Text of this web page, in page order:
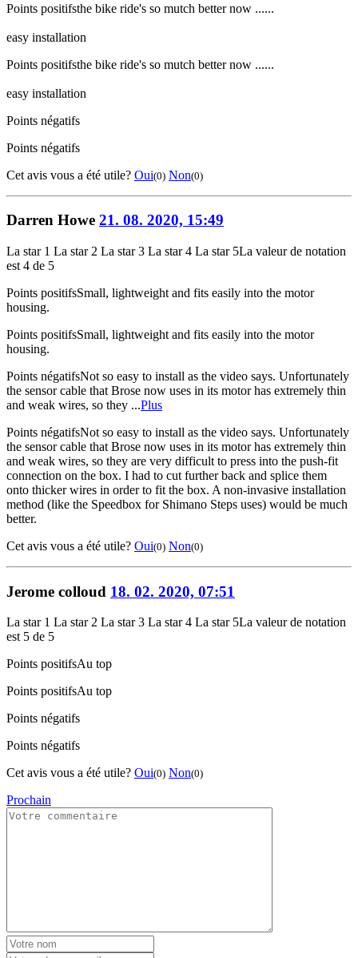
Points positifsthe bike ride's so mutch better now ......
easy installation
Points positifsthe bike ride's so mutch better now ......
easy installation
Points négatifs
Points négatifs
Cet avis vous a été utile? Oui(0) Non(0)
Darren Howe 21. 08. 2020, 15:49
La star 1 La star 2 La star 3 La star 4 La star 5La valeur de notation
est 4 de 5
Points positifsSmall, lightweight and fits easily into the motor
housing.
Points positifsSmall, lightweight and fits easily into the motor
housing.
Points négatifsNot so easy to install as the video says. Unfortunately
the sensor cable that Brose now uses in its motor has extremely thin
and weak wires, so they ...Plus
Points négatifsNot so easy to install as the video says. Unfortunately
the sensor cable that Brose now uses in its motor has extremely thin
and weak wires, so they are very difficult to press into the push-fit
connection on the box. I had to cut further back and splice them
onto thicker wires in order to fit the box. A non-invasive installation
method (like the Speedbox for Shimano Steps uses) would be much
better.
Cet avis vous a été utile? Oui(0) Non(0)
Jerome colloud 18. 02. 2020, 07:51
La star 1 La star 2 La star 3 La star 4 La star 5La valeur de notation
est 5 de 5
Points positifsAu top
Points positifsAu top
Points négatifs
Points négatifs
Cet avis vous a été utile? Oui(0) Non(0)
Prochain